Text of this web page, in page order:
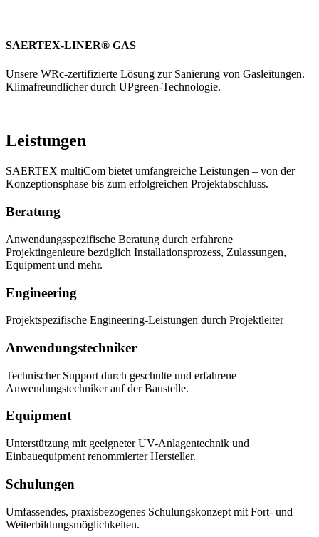
SAERTEX-LINER® GAS
Unsere WRc-zertifizierte Lösung zur Sanierung von Gasleitungen.
Klimafreundlicher durch UPgreen-Technologie.
Leistungen
SAERTEX multiCom bietet umfangreiche Leistungen – von der
Konzeptionsphase bis zum erfolgreichen Projektabschluss.
Beratung
Anwendungsspezifische Beratung durch erfahrene
Projektingenieure bezüglich Installationsprozess, Zulassungen,
Equipment und mehr.
Engineering
Projektspezifische Engineering-Leistungen durch Projektleiter
Anwendungstechniker
Technischer Support durch geschulte und erfahrene
Anwendungstechniker auf der Baustelle.
Equipment
Unterstützung mit geeigneter UV-Anlagentechnik und
Einbauequipment renommierter Hersteller.
Schulungen
Umfassendes, praxisbezogenes Schulungskonzept mit Fort- und
Weiterbildungsmöglichkeiten.